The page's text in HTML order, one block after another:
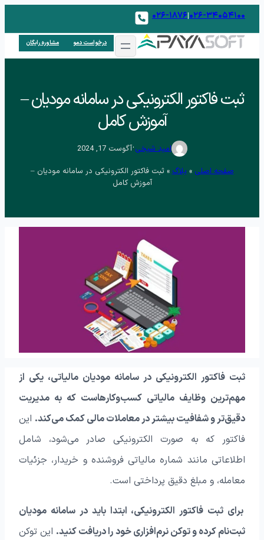
۰۲۶-۳۴۰۵۴۱۰۰۰۲۶-۱۸۷۶
درخواست دمو مشاوره رایگان
ثبت فاکتور الکترونیکی در سامانه مودیان –
آموزش کامل
امید شیخی.آگوست 17, 2024
صفحه اصلی »بلاگ»ثبت فاکتور الکترونیکی در سامانه مودیان –
آموزش کامل
ثبت فاکتور الکترونیکی در سامانه مودیان مالیاتی، یکی از
مهم‌ترین وظایف مالیاتی کسب‌وکارهاست که به مدیریت
دقیق‌تر و شفافیت بیشتر در معاملات مالی کمک می‌کند. این
فاکتور که به صورت الکترونیکی صادر می‌شود، شامل
اطلاعاتی مانند شماره مالیاتی فروشنده و خریدار، جزئیات
معامله، و مبلغ دقیق پرداختی است.
برای ثبت فاکتور الکترونیکی، ابتدا باید در سامانه مودیان
ثبت‌نام کرده و توکن نرم‌افزاری خود را دریافت کنید. این توکن